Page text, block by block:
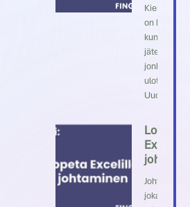
on
kunnan
jonka
ulottuu
Lopeta
Excelillä
jokaisen